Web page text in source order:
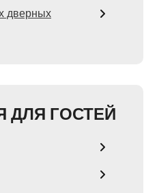
дверных
ГОСТЕЙ